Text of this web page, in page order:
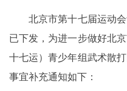
北京市第十七届运动会
已下发，为进一步做好北
十七运）青少年组武术散
事宜补充通知如下：